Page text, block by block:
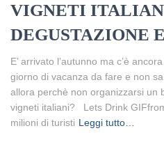
VIGNETI
DEGUSTAZIONE
E’ arrivato l’autunno ma c’è
giorno di vacanza da fare e non
allora perchè non organizzarsi un
vigneti italiani? Lets Drink
milioni di turisti Leggi tutto…